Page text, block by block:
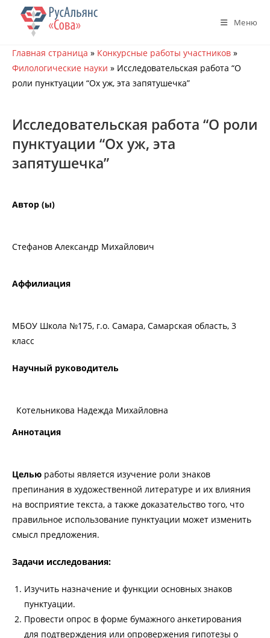
Перейти
содержимому
Меню
Главная страница » Конкурсные работы участников »
Филологические науки » Исследовательская работа “О
роли пунктуации “Ох уж, эта запятушечка”
Исследовательская работа “О роли
пунктуации “Ох уж, эта
запятушечка”
Автор (ы)
Стефанов Александр Михайлович
Аффилиация
МБОУ Школа №175, г.о. Самара, Самарская область, 3
класс
Научный руководитель
Котельникова Надежда Михайловна
Аннотация
Целью работы является изучение роли знаков
препинания в художественной литературе и их влияния
на восприятие текста, а также доказательство того, что
правильное использование пунктуации может изменить
смысл предложения.
Задачи исследования:
Изучить назначение и функции основных знаков
пунктуации.
Провести опрос в форме бумажного анкетирования
для подтверждения или опровержения гипотезы о